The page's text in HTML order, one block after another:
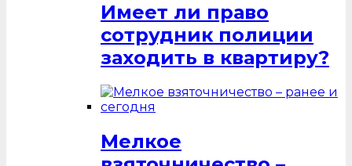
Имеет ли право
сотрудник полиции
заходить в квартиру?
Мелкое